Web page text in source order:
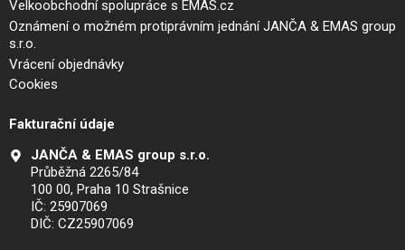
Velkoobchodní spolupráce s EMAS.cz
Oznámení o možném protiprávním jednání JANČA & EMAS group
s.r.o.
Vrácení objednávky
Cookies
Fakturační údaje
JANČA & EMAS group s.r.o.
Průběžná 2265/84
100 00, Praha 10 Strašnice
IČ: 25907069
DIČ: CZ25907069